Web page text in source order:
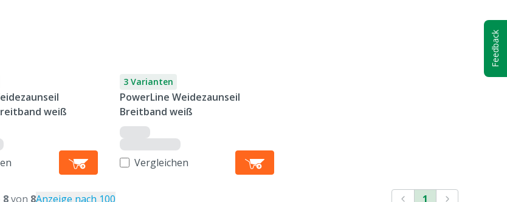
weiß
3 Varianten
PowerLine Weidezaunseil
Breitband weiß
Vergleichen
8von 8Anzeige nach 100
1
Feedback